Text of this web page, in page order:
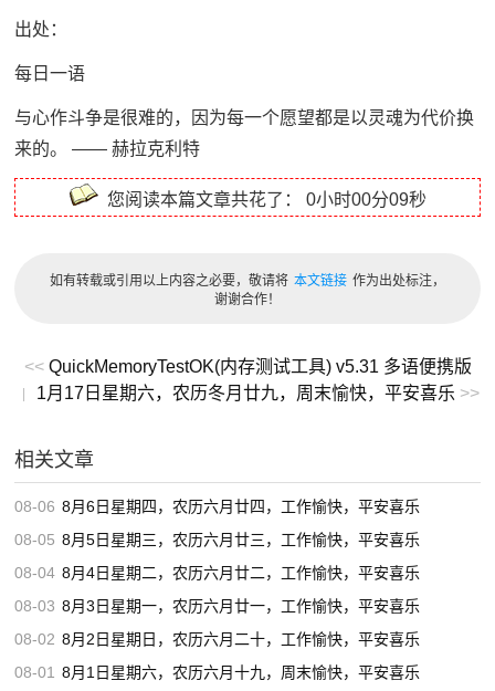
出处：
每日一语
与心作斗争是很难的，因为每一个愿望都是以灵魂为代价换
来的。 —— 赫拉克利特
您阅读本篇文章共花了： 0小时00分09秒
如有转载或引用以上内容之必要，敬请将 本文链接 作为出处标注，
谢谢合作！
<< QuickMemoryTestOK(内存测试工具) v5.31 多语便携版
| 1月17日星期六，农历冬月廿九，周末愉快，平安喜乐 >>
相关文章
08-06 8月6日星期四，农历六月廿四，工作愉快，平安喜乐
08-05 8月5日星期三，农历六月廿三，工作愉快，平安喜乐
08-04 8月4日星期二，农历六月廿二，工作愉快，平安喜乐
08-03 8月3日星期一，农历六月廿一，工作愉快，平安喜乐
08-02 8月2日星期日，农历六月二十，工作愉快，平安喜乐
08-01 8月1日星期六，农历六月十九，周末愉快，平安喜乐